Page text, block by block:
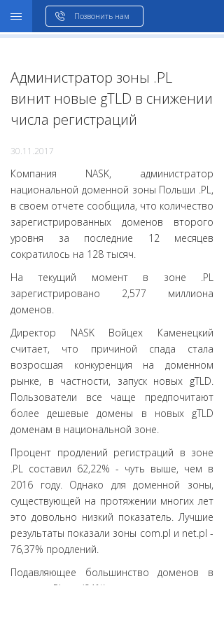
Позвонить нам
Администратор зоны .PL
винит новые gTLD в снижении
числа регистраций
30.11.2017
Компания NASK, администратор
национальной доменной зоны Польши .PL,
в своем отчете сообщила, что количество
зарегистрированных доменов второго
уровня за последние 12 месяцев
сократилось на 128 тысяч.
На текущий момент в зоне .PL
зарегистрировано 2,577 миллиона
доменов.
Директор NASK Войцех Каменецкий
считает, что причиной спада стала
возросшая конкуренция на доменном
рынке, в частности, запуск новых gTLD.
Пользователи все чаще предпочитают
более дешевые домены в новых gTLD
доменам в национальной зоне.
Процент продлений регистраций в зоне
.PL составил 62,22% - чуть выше, чем в
2016 году. Однако для доменной зоны,
существующей на протяжении многих лет
это довольно низкий показатель. Лучшие
результаты показали зоны com.pl и net.pl -
76,37% продлений.
Подавляющее большинство доменов в
зоне .PL (94%) зарегистрировано